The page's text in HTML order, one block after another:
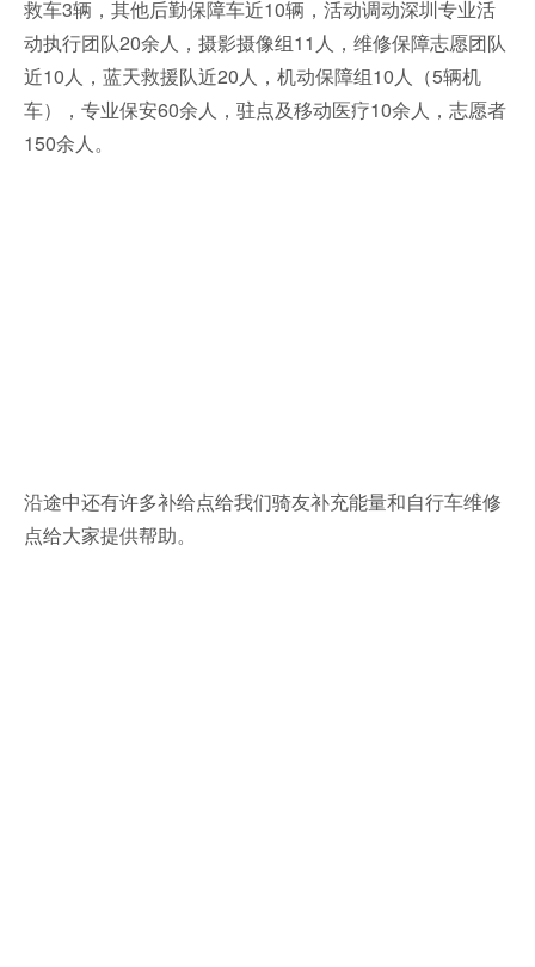
救车3辆，其他后勤保障车近10辆，活动调动深圳专业活
动执行团队20余人，摄影摄像组11人，维修保障志愿团队
近10人，蓝天救援队近20人，机动保障组10人（5辆机
车），专业保安60余人，驻点及移动医疗10余人，志愿者
150余人。
沿途中还有许多补给点给我们骑友补充能量和自行车维修
点给大家提供帮助。